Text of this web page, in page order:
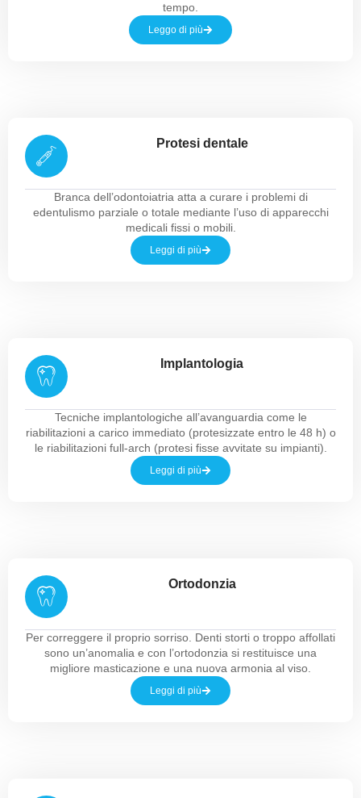
tempo.
Leggo di più
Protesi dentale
Branca dell’odontoiatria atta a curare i problemi di
edentulismo parziale o totale mediante l’uso di apparecchi
medicali fissi o mobili.
Leggi di più
Implantologia
Tecniche implantologiche all’avanguardia come le
riabilitazioni a carico immediato (protesizzate entro le 48 h) o
le riabilitazioni full-arch (protesi fisse avvitate su impianti).
Leggi di più
Ortodonzia
Per correggere il proprio sorriso. Denti storti o troppo affollati
sono un’anomalia e con l’ortodonzia si restituisce una
migliore masticazione e una nuova armonia al viso.
Leggi di più